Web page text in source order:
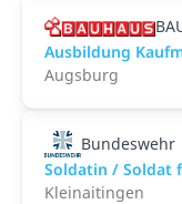
Ausbildung
Augsburg
Bundeswehr
Soldatin / Soldat
Kleinaitingen